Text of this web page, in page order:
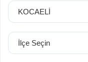
Kaplumbağa
İl Seçin
İlçe Seçin